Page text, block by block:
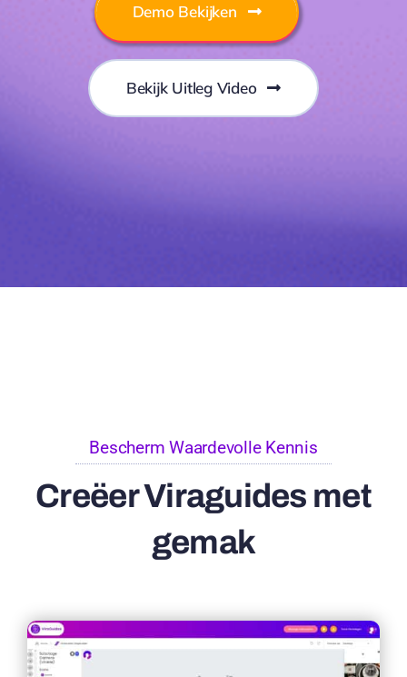
Demo Bekijken
Bekijk Uitleg Video
Bescherm Waardevolle Kennis
Creëer Viraguides met
gemak